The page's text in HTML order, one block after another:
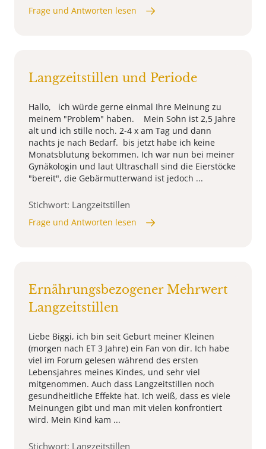
Frage und Antworten lesen
Langzeitstillen und Periode
Hallo, ich würde gerne einmal Ihre Meinung zu
meinem "Problem" haben. Mein Sohn ist 2,5 Jahre
alt und ich stille noch. 2-4 x am Tag und dann
nachts je nach Bedarf. bis jetzt habe ich keine
Monatsblutung bekommen. Ich war nun bei meiner
Gynäkologin und laut Ultraschall sind die Eierstöcke
"bereit", die Gebärmutterwand ist jedoch ...
Stichwort: Langzeitstillen
Frage und Antworten lesen
Ernährungsbezogener Mehrwert
Langzeitstillen
Liebe Biggi, ich bin seit Geburt meiner Kleinen
(morgen nach ET 3 Jahre) ein Fan von dir. Ich habe
viel im Forum gelesen während des ersten
Lebensjahres meines Kindes, und sehr viel
mitgenommen. Auch dass Langzeitstillen noch
gesundheitliche Effekte hat. Ich weiß, dass es viele
Meinungen gibt und man mit vielen konfrontiert
wird. Mein Kind kam ...
Stichwort: Langzeitstillen